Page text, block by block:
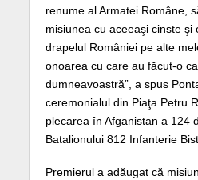
renume al Armatei Române,
misiunea cu aceeaşi cinste şi
drapelul României pe alte
onoarea cu care au făcut-o
dumneavoastră”, a spus
ceremonialul din Piaţa Petru
plecarea în Afganistan a 124
Batalionului 812 Infanterie
Premierul a adăugat că